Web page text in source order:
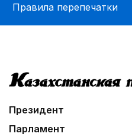
Правила перепечатки
Президент
Парламент